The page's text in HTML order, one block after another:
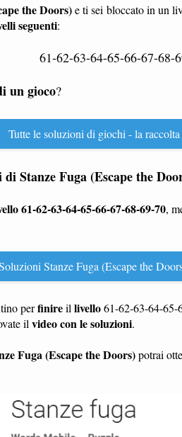
the Doors)e ti sei bloccato in un
seguenti:
61-62-63-64-65-66-67-68-
un gioco?
Tutte le soluzioni di giochi - la
diStanze Fuga (Escape the
61-62-63-64-65-66-67-68-69-70,
Stanze Fuga (Escape the
perfinireil livello61-62-63-64-65-
il video con le soluzioni.
Fuga (Escape the Doors)potrai